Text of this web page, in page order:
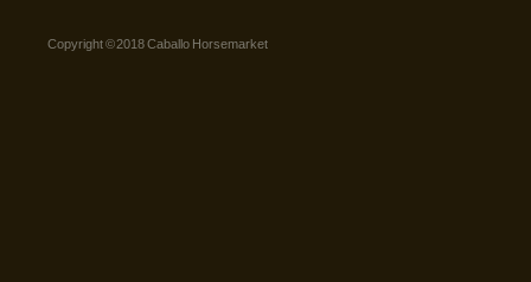
Copyright © 2018 Caballo Horsemarket